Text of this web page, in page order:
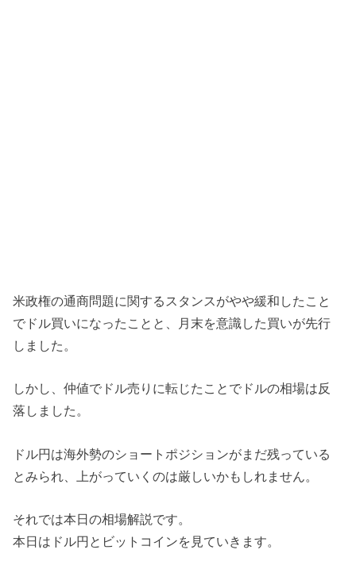
米政権の通商問題に関するスタンスがやや緩和したこと
でドル買いになったことと、月末を意識した買いが先行
しました。
しかし、仲値でドル売りに転じたことでドルの相場は反
落しました。
ドル円は海外勢のショートポジションがまだ残っている
とみられ、上がっていくのは厳しいかもしれません。
それでは本日の相場解説です。
本日はドル円とビットコインを見ていきます。